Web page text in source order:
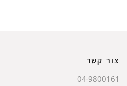
צור קשר
04-9800161